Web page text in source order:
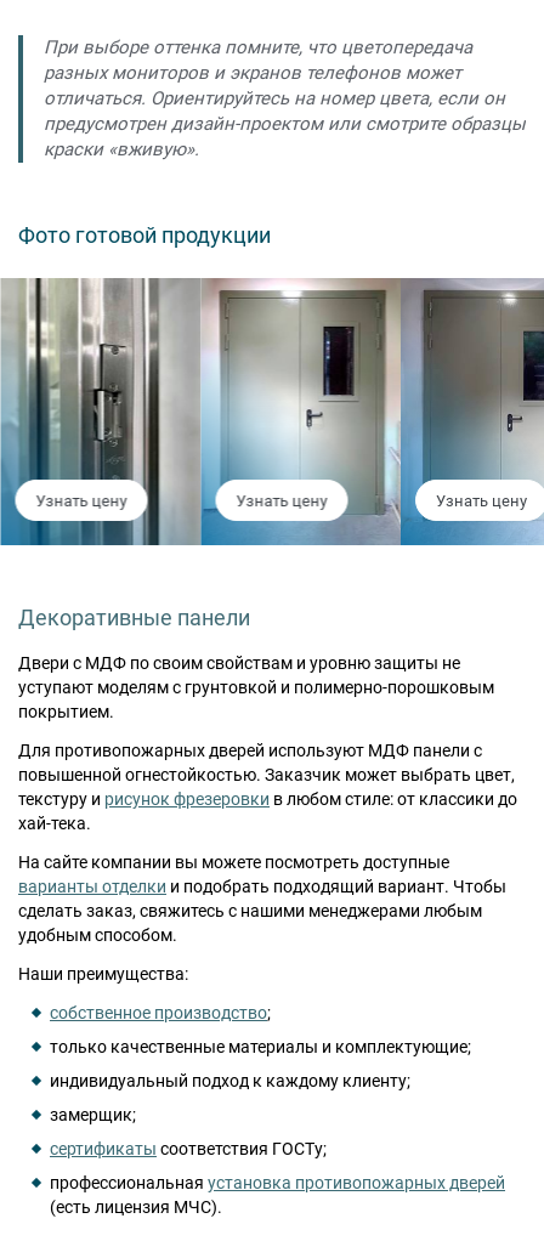
При выборе оттенка помните, что цветопередача
разных мониторов и экранов телефонов может
отличаться. Ориентируйтесь на номер цвета, если он
предусмотрен дизайн-проектом или смотрите образцы
краски «вживую».
Фото готовой продукции
Узнать цену Узнать цену Узнать цену
Декоративные панели
Двери с МДФ по своим свойствам и уровню защиты не
уступают моделям с грунтовкой и полимерно-порошковым
покрытием.
Для противопожарных дверей используют МДФ панели с
повышенной огнестойкостью. Заказчик может выбрать цвет,
текстуру и рисунок фрезеровки в любом стиле: от классики до
хай-тека.
На сайте компании вы можете посмотреть доступные
варианты отделки и подобрать подходящий вариант. Чтобы
сделать заказ, свяжитесь с нашими менеджерами любым
удобным способом.
Наши преимущества:
собственное производство;
только качественные материалы и комплектующие;
индивидуальный подход к каждому клиенту;
замерщик;
сертификаты соответствия ГОСТу;
профессиональная установка противопожарных дверей
(есть лицензия МЧС).